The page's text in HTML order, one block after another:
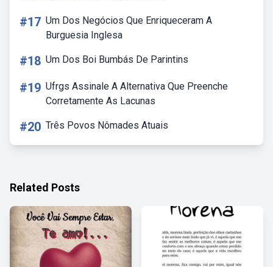
#17 Um Dos Negócios Que Enriqueceram A
Burguesia Inglesa
#18 Um Dos Boi Bumbás De Parintins
#19 Ufrgs Assinale A Alternativa Que Preenche
Corretamente As Lacunas
#20 Três Povos Nômades Atuais
Related Posts